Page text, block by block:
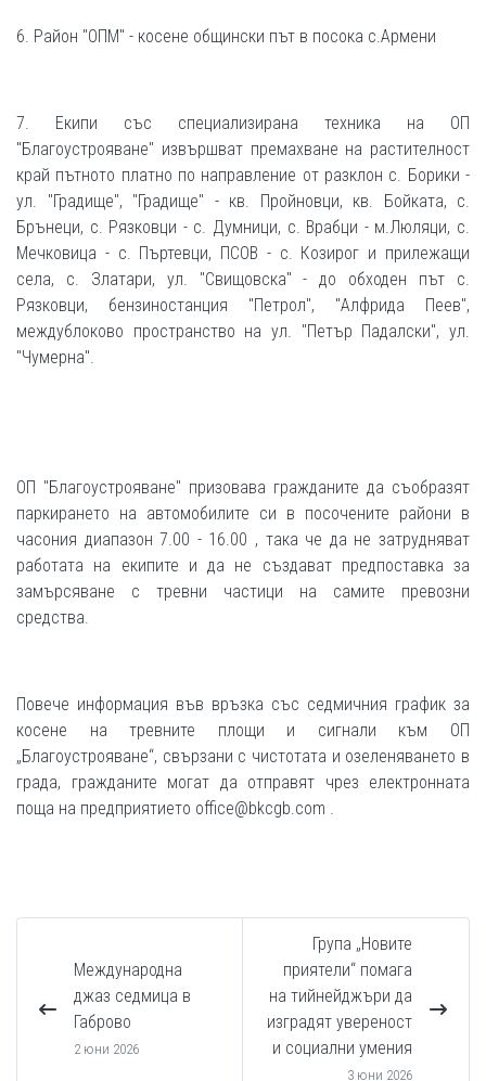
6. Район "ОПМ" - косене общински път в посока с.Армени
7. Екипи със специализирана техника на ОП
"Благоустрояване" извършват премахване на растителност
край пътното платно по направление от разклон с. Борики -
ул. "Градище", "Градище" - кв. Пройновци, кв. Бойката, с.
Брънеци, с. Рязковци - с. Думници, с. Врабци - м.Люляци, с.
Мечковица - с. Пъртевци, ПСОВ - с. Козирог и прилежащи
села, с. Златари, ул. "Свищовска" - до обходен път с.
Рязковци, бензиностанция "Петрол", "Алфрида Пеев",
междублоково пространство на ул. "Петър Падалски", ул.
"Чумерна".
ОП "Благоустрояване" призовава гражданите да съобразят
паркирането на автомобилите си в посочените райони в
часония диапазон 7.00 - 16.00 , така че да не затрудняват
работата на екипите и да не създават предпоставка за
замърсяване с тревни частици на самите превозни
средства.
Повече информация във връзка със седмичния график за
косене на тревните площи и сигнали към ОП
„Благоустрояване“, свързани с чистотата и озеленяването в
града, гражданите могат да отправят чрез електронната
поща на предприятието office@bkcgb.com .
Международна
джаз седмица в
Габрово
2 юни 2026
Група „Новите
приятели“ помага
на тийнейджъри да
изградят увереност
и социални умения
3 юни 2026